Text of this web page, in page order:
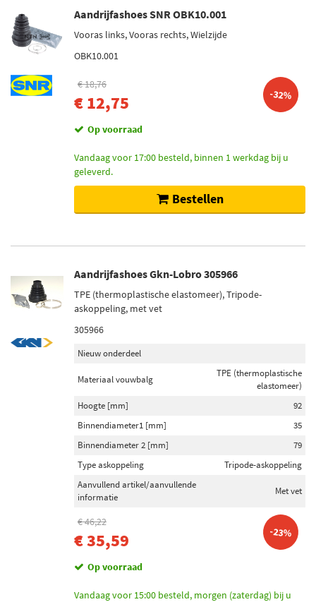
Aandrijfashoes SNR OBK10.001
Vooras links, Vooras rechts, Wielzijde
OBK10.001
€ 18,76
€ 12,75 -32%
Op voorraad
Vandaag voor 17:00 besteld, binnen 1 werkdag bij u
geleverd.
Bestellen
Aandrijfashoes Gkn-Lobro 305966
TPE (thermoplastische elastomeer), Tripode-
askoppeling, met vet
305966
Nieuw onderdeel
Materiaal vouwbalg
TPE (thermoplastische
elastomeer)
Hoogte [mm]
92
Binnendiameter1 [mm]
35
Binnendiameter 2 [mm]
79
Type askoppeling
Tripode-askoppeling
Aanvullend artikel/aanvullende
informatie
Met vet
€ 46,22
€ 35,59 -23%
Op voorraad
Vandaag voor 15:00 besteld, morgen (zaterdag) bij u